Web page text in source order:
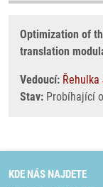
Optimization of
translation
Vedoucí: Řehulka
Stav: Probíhající
KDE NÁS NAJDETE